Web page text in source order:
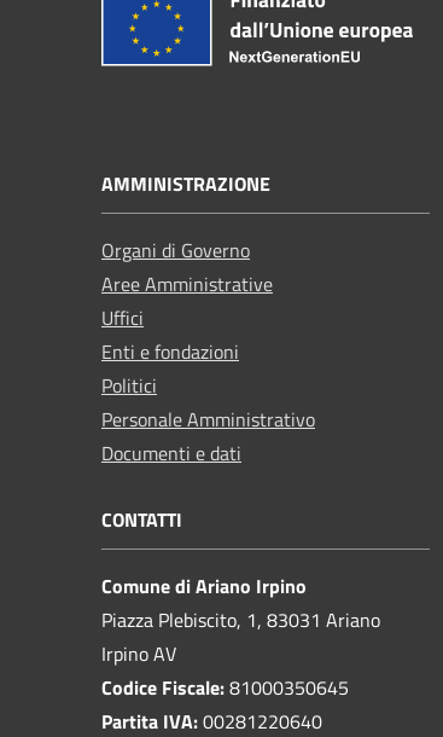
AMMINISTRAZIONE
Organi di Governo
Aree Amministrative
Uffici
Enti e fondazioni
Politici
Personale Amministrativo
Documenti e dati
CONTATTI
Comune di Ariano Irpino
Piazza Plebiscito, 1, 83031 Ariano
Irpino AV
Codice Fiscale:81000350645
Partita IVA:00281220640